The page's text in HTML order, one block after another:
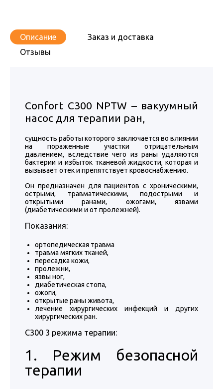
Описание
Заказ и доставка
Отзывы
Confort C300 NPTW – вакуумный
насос для терапии ран,
сущность работы которого заключается во влиянии
на пораженные участки отрицательным
давлением, вследствие чего из раны удаляются
бактерии и избыток тканевой жидкости, которая и
вызывает отек и препятствует кровоснабжению.
Он предназначен для пациентов с хроническими,
острыми, травматическими, подострыми и
открытыми ранами, ожогами, язвами
(диабетическими и от пролежней).
Показания:
ортопедическая травма
травма мягких тканей,
пересадка кожи,
пролежни,
язвы ног,
диабетическая стопа,
ожоги,
открытые раны живота,
лечение хирургических инфекций и других
хирургических ран.
C300 3 режима терапии:
1. Режим безопасной
терапии